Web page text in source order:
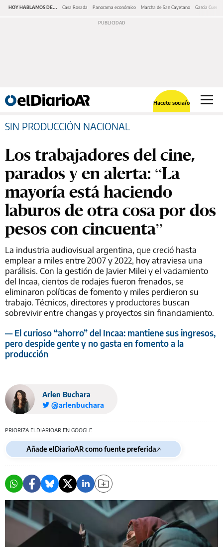
HOY HABLAMOS DE... Casa Rosada Panorama económico Marcha de San Cayetano García Cuerva
Hacete socia/o
SIN PRODUCCIÓN NACIONAL
Los trabajadores del cine,
parados y en alerta: “La
mayoría está haciendo
laburos de otra cosa por dos
pesos con cincuenta”
La industria audiovisual argentina, que creció hasta
emplear a miles entre 2007 y 2022, hoy atraviesa una
parálisis. Con la gestión de Javier Milei y el vaciamiento
del Incaa, cientos de rodajes fueron frenados, se
eliminaron políticas de fomento y miles perdieron su
trabajo. Técnicos, directores y productores buscan
sobrevivir entre changas y proyectos sin financiamiento.
— El curioso “ahorro” del Incaa: mantiene sus ingresos,
pero despide gente y no gasta en fomento a la
producción
Arlen Buchara
@arlenbuchara
PRIORIZA ELDIARIOAR EN GOOGLE
Añade elDiarioAR como fuente preferida